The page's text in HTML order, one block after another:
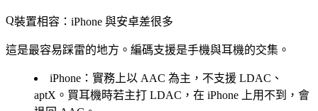
裝置相容：iPhone 與安卓差很多
這是最容易踩雷的地方。編碼支援是手機與耳機的交集。
iPhone ：實務上以 AAC 為主，不支援 LDAC、
aptX。買耳機時若主打 LDAC，在 iPhone 上用不到，會